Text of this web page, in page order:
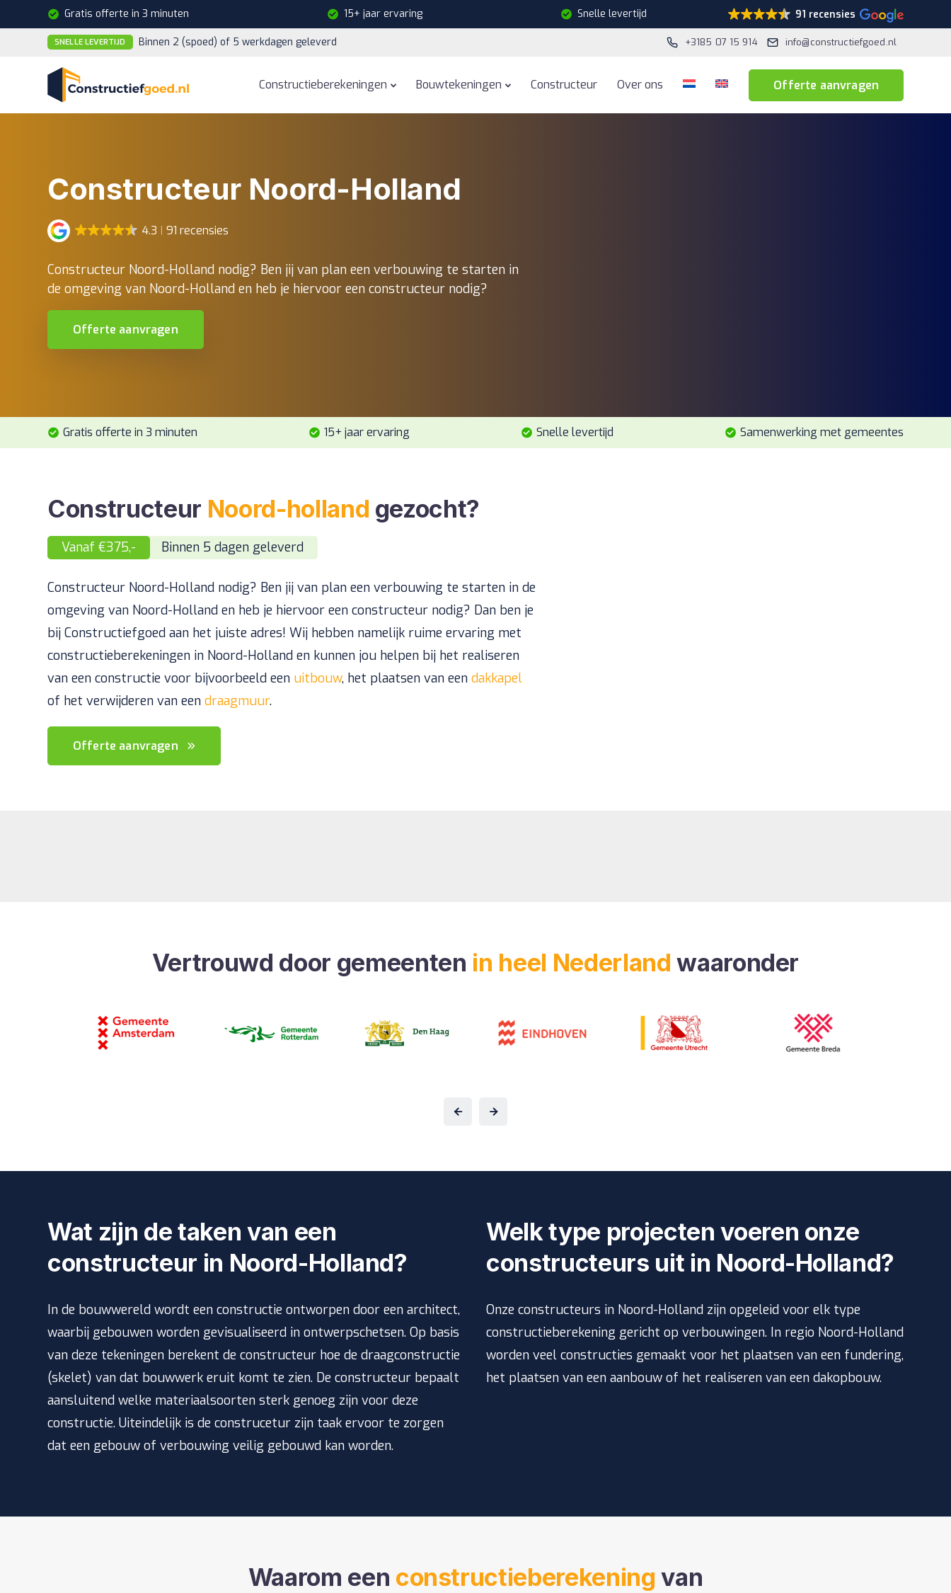
Gratis offerte in 3 minuten 15+ jaar ervaring Snelle levertijd 91 recensies
Binnen 2 (spoed) of 5 werkdagen geleverd
SNELLE LEVERTIJD +3185 07 15 914 info@constructiefgoed.nl
Constructieberekeningen Bouwtekeningen Constructeur Over ons Offerte aanvragen
Constructeur Noord-Holland
4.3 91 recensies
Constructeur Noord-Holland nodig? Ben jij van plan een verbouwing te starten in
de omgeving van Noord-Holland en heb je hiervoor een constructeur nodig?
Offerte aanvragen
Gratis offerte in 3 minuten 15+ jaar ervaring Snelle levertijd Samenwerking met gemeentes
Constructeur Noord-holland gezocht?
Vanaf €375,- Binnen 5 dagen geleverd
Constructeur Noord-Holland nodig? Ben jij van plan een verbouwing te starten in de
omgeving van Noord-Holland en heb je hiervoor een constructeur nodig? Dan ben je
bij Constructiefgoed aan het juiste adres! Wij hebben namelijk ruime ervaring met
constructieberekeningen in Noord-Holland en kunnen jou helpen bij het realiseren
van een constructie voor bijvoorbeeld een uitbouw, het plaatsen van een dakkapel
of het verwijderen van een draagmuur.
Offerte aanvragen
Vertrouwd door gemeenten in heel Nederlandwaaronder
Wat zijn de taken van een
constructeur in Noord-Holland?
In de bouwwereld wordt een constructie ontworpen door een architect,
waarbij gebouwen worden gevisualiseerd in ontwerpschetsen. Op basis
van deze tekeningen berekent de constructeur hoe de draagconstructie
(skelet) van dat bouwwerk eruit komt te zien. De constructeur bepaalt
aansluitend welke materiaalsoorten sterk genoeg zijn voor deze
constructie. Uiteindelijk is de construcetur zijn taak ervoor te zorgen
dat een gebouw of verbouwing veilig gebouwd kan worden.
Welk type projecten voeren onze
constructeurs uit in Noord-Holland?
Onze constructeurs in Noord-Holland zijn opgeleid voor elk type
constructieberekening gericht op verbouwingen. In regio Noord-Holland
worden veel constructies gemaakt voor het plaatsen van een fundering,
het plaatsen van een aanbouw of het realiseren van een dakopbouw.
Waarom een constructieberekening van